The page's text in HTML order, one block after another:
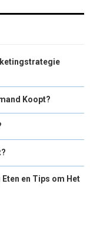
Koopt?
en Tips om Het